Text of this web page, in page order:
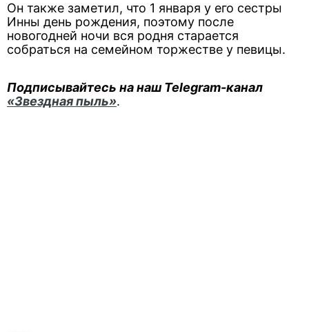
Он также заметил, что 1 января у его сестры
Инны день рождения, поэтому после
новогодней ночи вся родня старается
собраться на семейном торжестве у певицы.
Подписывайтесь на наш Telegram-канал
«Звездная пыль».